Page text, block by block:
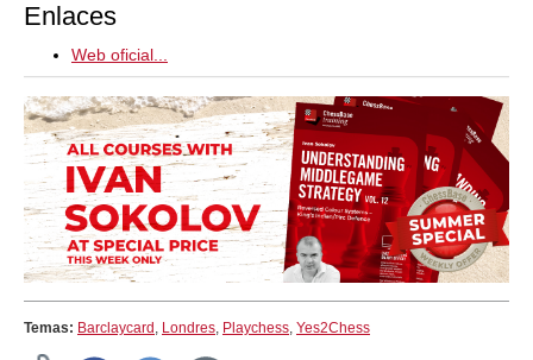
Enlaces
Web oficial...
Temas: Barclaycard , Londres, Playchess, Yes2Chess